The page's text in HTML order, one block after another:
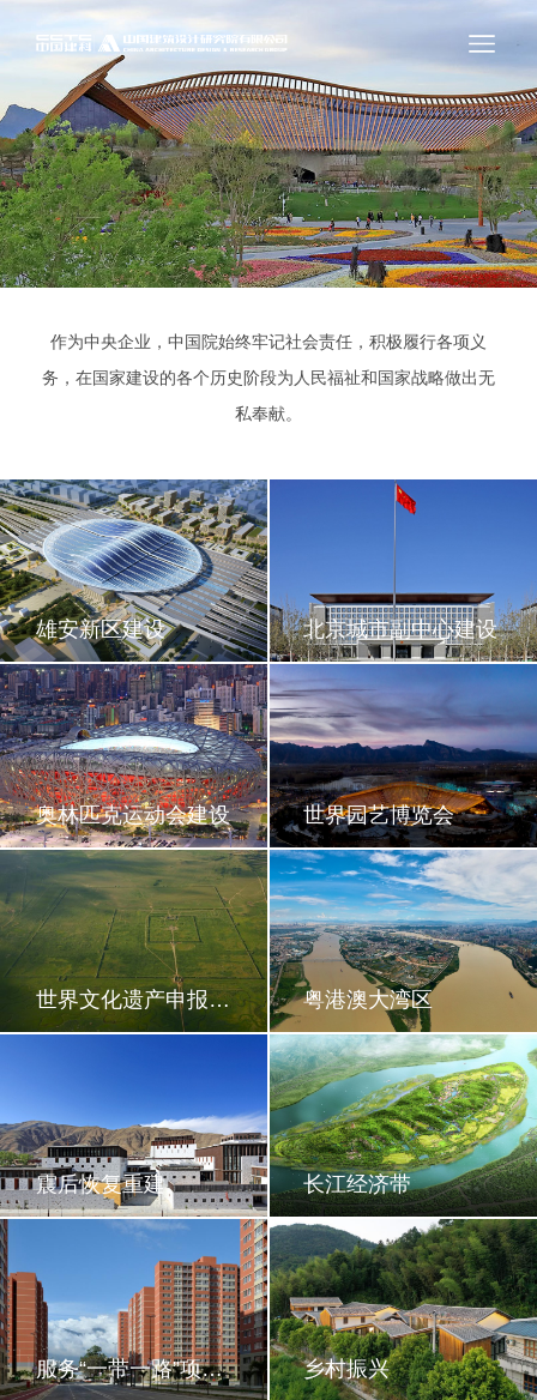
作为中央企业，中国院始终牢记社会责任，积极履行各项义
务，在国家建设的各个历史阶段为人民福祉和国家战略做出无
私奉献。
雄安新区建设 北京城市副中心建设
奥林匹克运动会建设 世界园艺博览会
世界文化遗产申报咨询 粤港澳大湾区
震后恢复重建 长江经济带
服务“一带一路”项目及国家援外建设工程 乡村振兴